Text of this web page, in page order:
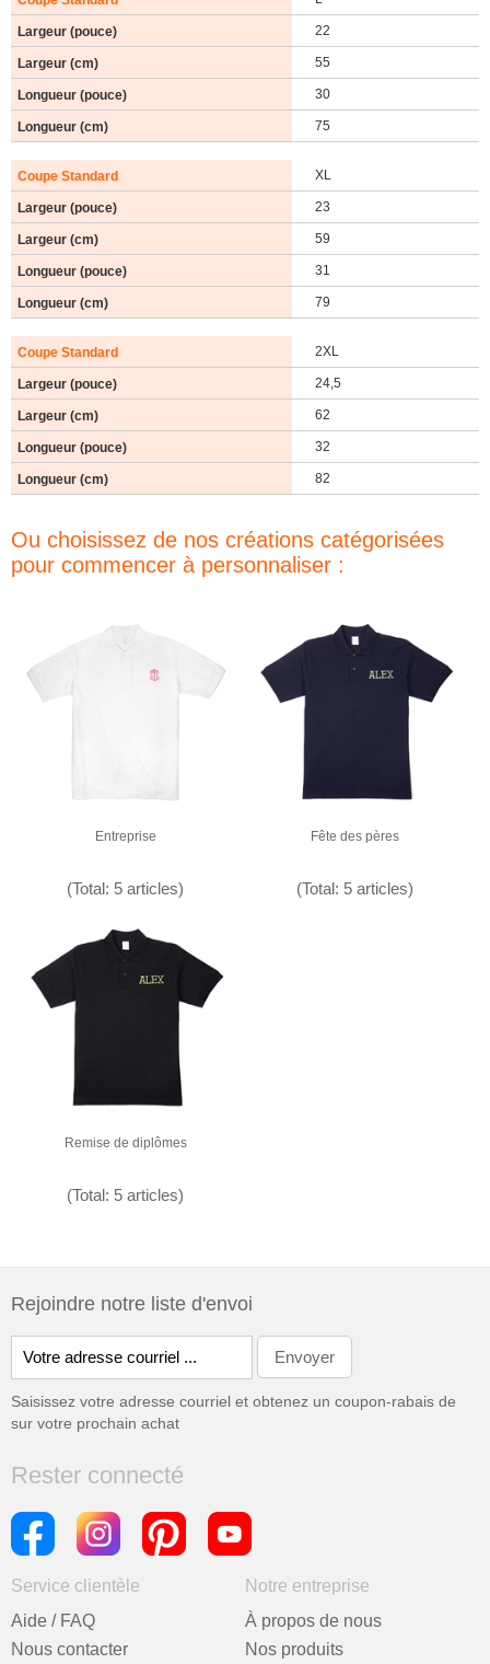
22
55
30
75
XL
23
59
31
79
2XL
24,5
62
32
82
Ou choisissez de nos créations catégorisées
pour commencer à personnaliser :
Entreprise
(Total: 5 articles)
Fête des pères
(Total: 5 articles)
Remise de diplômes
(Total: 5 articles)
Rejoindre notre liste d'envoi
Saisissez votre adresse courriel et obtenez un coupon-rabais de
sur votre prochain achat
Rester connecté
Service clientèle
Aide / FAQ
Nous contacter
Notre entreprise
À propos de nous
Nos produits